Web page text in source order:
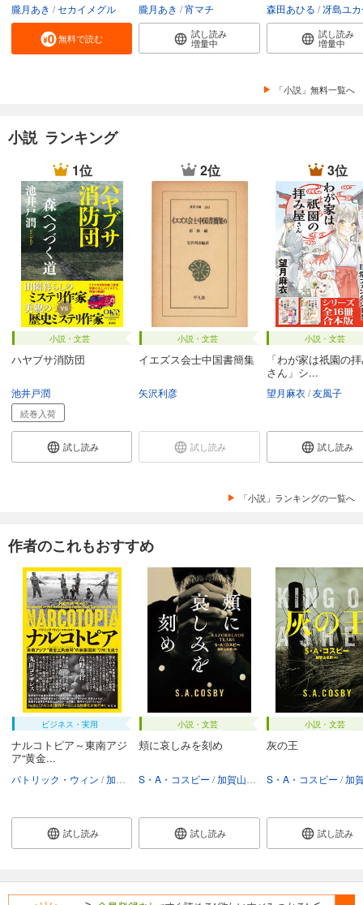
朧月あき セカイメグル
無料で読む
朧月あき 宵マチ
試し読み
増量中
森田あひる 冴島ユ
試し読み
増量中
「小説」無料一覧へ
小説 ランキング
1位
小説・文芸
ハヤブサ消防団
池井戸潤
続巻入荷
試し読み
2位
小説・文芸
イエズス会士中国書簡集
矢沢利彦
試し読み
3位
小説・文芸
「わが家は祇園の
さん」シ...
望月麻衣 友風子
試し読み
「小説」ランキングの一覧へ
作者のこれもおすすめ
ビジネス・実用
ナルコトピア～東南アジ
ア“黄金...
パトリック・ウィン 加賀山卓朗
試し読み
小説・文芸
頬に哀しみを刻め
S・A・コスビー 加賀山卓朗
試し読み
小説・文芸
灰の王
S・A・コスビー 加賀
試し読み